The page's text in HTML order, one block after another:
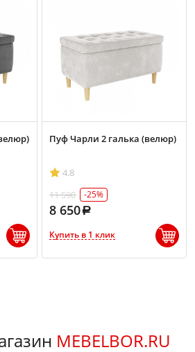
Пуф Чарли 2 галька (велюр)
4.8
11 590
-25%
8 650
Купить в 1 клик
MEBELBOR.RU